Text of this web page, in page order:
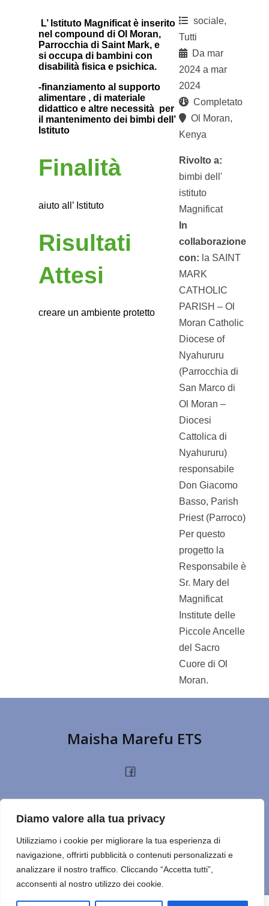
Diamo valore alla tua privacy
Utilizziamo i cookie per migliorare la tua esperienza di
navigazione, offrirti pubblicità o contenuti personalizzati e
analizzare il nostro traffico. Cliccando “Accetta tutti”,
acconsenti al nostro utilizzo dei cookie.
L’ Istituto Magnificat è inserito
nel compound di Ol Moran,
Parrocchia di Saint Mark, e
si occupa di bambini con
disabilità fisica e psichica.
-finanziamento al supporto
alimentare , di materiale
didattico e altre necessità per
il mantenimento dei bimbi dell’
Istituto
Finalità
aiuto all’ Istituto
Risultati
Attesi
creare un ambiente protetto
sociale,
Tutti
Da mar
2024 a mar
2024
Completato
Ol Moran,
Kenya
Rivolto a:
bimbi dell'
istituto
Magnificat
In
collaborazione
con: la SAINT
MARK
CATHOLIC
PARISH – Ol
Moran Catholic
Diocese of
Nyahururu
(Parrocchia di
San Marco di
Ol Moran –
Diocesi
Cattolica di
Nyahururu)
responsabile
Don Giacomo
Basso, Parish
Priest (Parroco)
Per questo
progetto la
Responsabile è
Sr. Mary del
Magnificat
Institute delle
Piccole Ancelle
del Sacro
Cuore di Ol
Moran.
Maisha Marefu ETS
HOMECHI SIAMOPROGETTINOTIZIEPRIVACY POLICY
TERMINI D’USOCONTATTIREPORT CERCA SUL SITONOTE
ULTIMO ESERCIZIO
© 2026 Maisha Marefu ETS. Created for free using WordPress
andKubio